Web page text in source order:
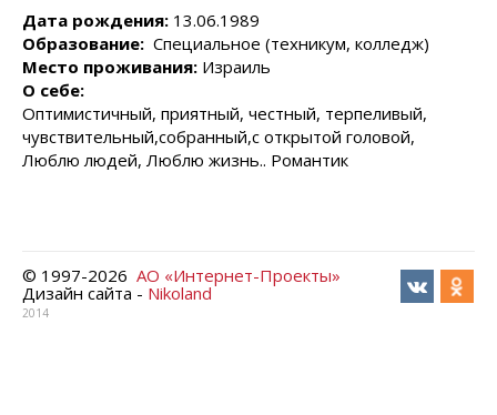
Дата рождения: 13.06.1989
Образование: Специальное (техникум, колледж)
Место проживания: Израиль
О себе:
Оптимистичный, приятный, честный, терпеливый,
чувствительный,собранный,с открытой головой,
Люблю людей, Люблю жизнь.. Романтик
© 1997-2026 АО «Интернет-Проекты»
Дизайн сайта - Nikoland
2014